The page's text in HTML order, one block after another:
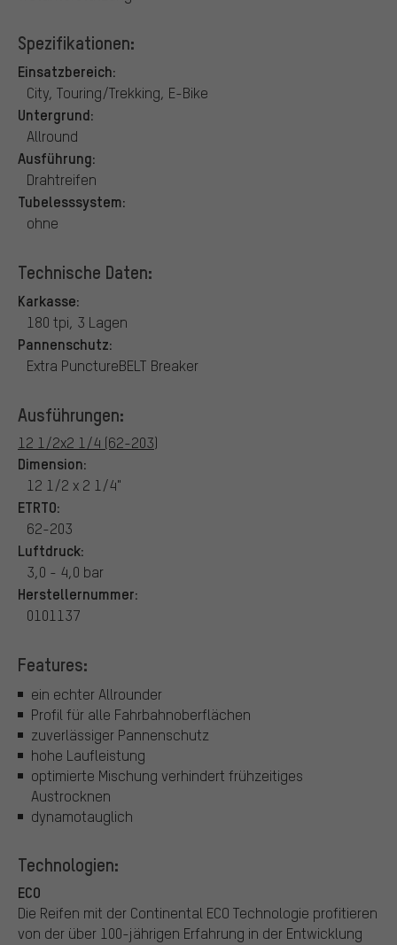
Spezifikationen:
Einsatzbereich:
City, Touring/Trekking, E-Bike
Untergrund:
Allround
Ausführung:
Drahtreifen
Tubelesssystem:
ohne
Technische Daten:
Karkasse:
180 tpi, 3 Lagen
Pannenschutz:
Extra PunctureBELT Breaker
Ausführungen:
12 1/2x2 1/4 (62-203)
Dimension:
12 1/2 x 2 1/4"
ETRTO:
62-203
Luftdruck:
3,0 - 4,0 bar
Herstellernummer:
0101137
Features:
ein echter Allrounder
Profil für alle Fahrbahnoberflächen
zuverlässiger Pannenschutz
hohe Laufleistung
optimierte Mischung verhindert frühzeitiges
Austrocknen
dynamotauglich
Technologien:
ECO
Die Reifen mit der Continental ECO Technologie profitieren
von der über 100-jährigen Erfahrung in der Entwicklung